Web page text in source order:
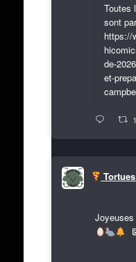
Toutes
sont
https://
de-
et-
1